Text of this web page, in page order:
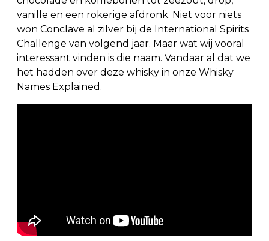
vanille en een rokerige afdronk. Niet voor niets
won Conclave al zilver bij de International Spirits
Challenge van volgend jaar. Maar wat wij vooral
interessant vinden is die naam. Vandaar al dat we
het hadden over deze whisky in onze Whisky
Names Explained.